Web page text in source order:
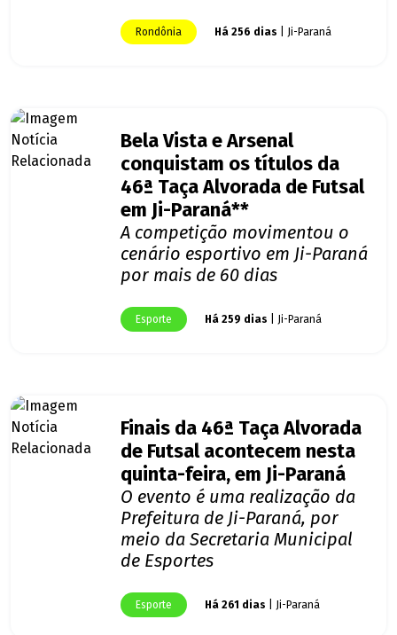
Rondônia Há 256 dias | Ji-Paraná
Bela Vista e Arsenal
conquistam os títulos da
46ª Taça Alvorada de Futsal
em Ji-Paraná**
A competição movimentou o
cenário esportivo em Ji-Paraná
por mais de 60 dias
Esporte Há 259 dias | Ji-Paraná
Finais da 46ª Taça Alvorada
de Futsal acontecem nesta
quinta-feira, em Ji-Paraná
O evento é uma realização da
Prefeitura de Ji-Paraná, por
meio da Secretaria Municipal
de Esportes
Esporte Há 261 dias | Ji-Paraná